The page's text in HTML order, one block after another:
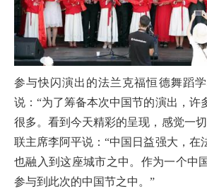
参与快闪演出的法兰克福恒德舞蹈
说：“为了筹备本次中国节的演出，许
很多。看到今天精彩的呈现，感觉一
联主席李阿平说：“中国日益强大，在
也融入到这座城市之中。作为一个中
参与到此次的中国节之中。”